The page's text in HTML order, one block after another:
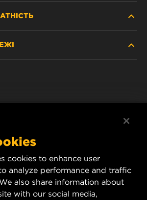
FT Poland
POLAND
00
cookies to enhance user
analyze performance and traffic
also share information about
with our social media,